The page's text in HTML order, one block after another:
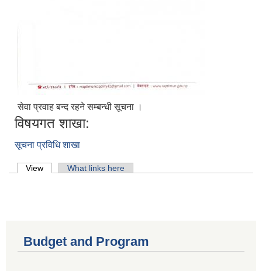
सेवा प्रवाह बन्द रहने सम्बन्धी सूचना ।
विषयगत शाखा:
सूचना प्रविधि शाखा
Primary tabs
View (active tab)What links here
Budget and Program